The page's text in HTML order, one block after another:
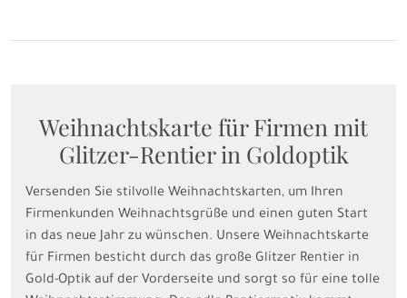
Weihnachtskarte für Firmen mit
Glitzer-Rentier in Goldoptik
Versenden Sie stilvolle Weihnachtskarten, um Ihren
Firmenkunden Weihnachtsgrüße und einen guten Start
in das neue Jahr zu wünschen. Unsere Weihnachtskarte
für Firmen besticht durch das große Glitzer Rentier in
Gold-Optik auf der Vorderseite und sorgt so für eine tolle